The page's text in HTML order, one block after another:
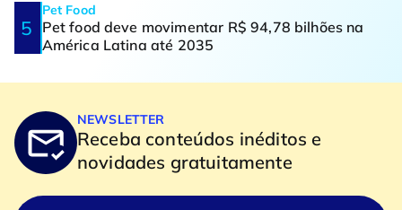
Pet Food
Pet food deve movimentar R$ 94,78 bilhões na
América Latina até 2035
NEWSLETTER
Receba conteúdos inéditos e
novidades gratuitamente